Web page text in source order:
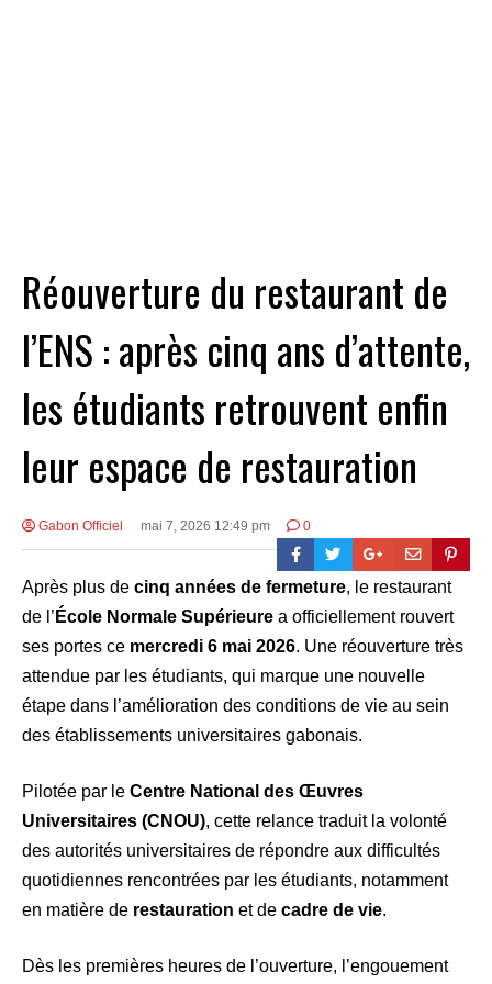
Réouverture du restaurant de
l’ENS : après cinq ans d’attente,
les étudiants retrouvent enfin
leur espace de restauration
Gabon Officiel mai 7, 2026 12:49 pm 0
Après plus de cinq années de fermeture, le restaurant
de l’ École Normale Supérieure a officiellement rouvert
ses portes ce mercredi 6 mai 2026. Une réouverture très
attendue par les étudiants, qui marque une nouvelle
étape dans l’amélioration des conditions de vie au sein
des établissements universitaires gabonais.
Pilotée par le Centre National des Œuvres
Universitaires (CNOU), cette relance traduit la volonté
des autorités universitaires de répondre aux difficultés
quotidiennes rencontrées par les étudiants, notamment
en matière de restauration et de cadre de vie.
Dès les premières heures de l’ouverture, l’engouement